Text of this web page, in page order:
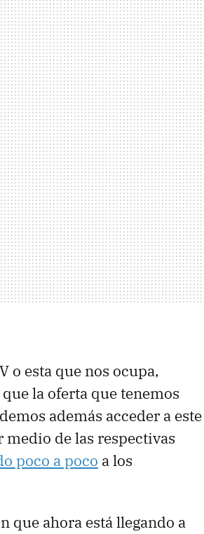
o esta que nos ocupa,
la oferta que tenemos
además acceder a este
de las respectivas
poco a poco a los
que ahora está llegando a